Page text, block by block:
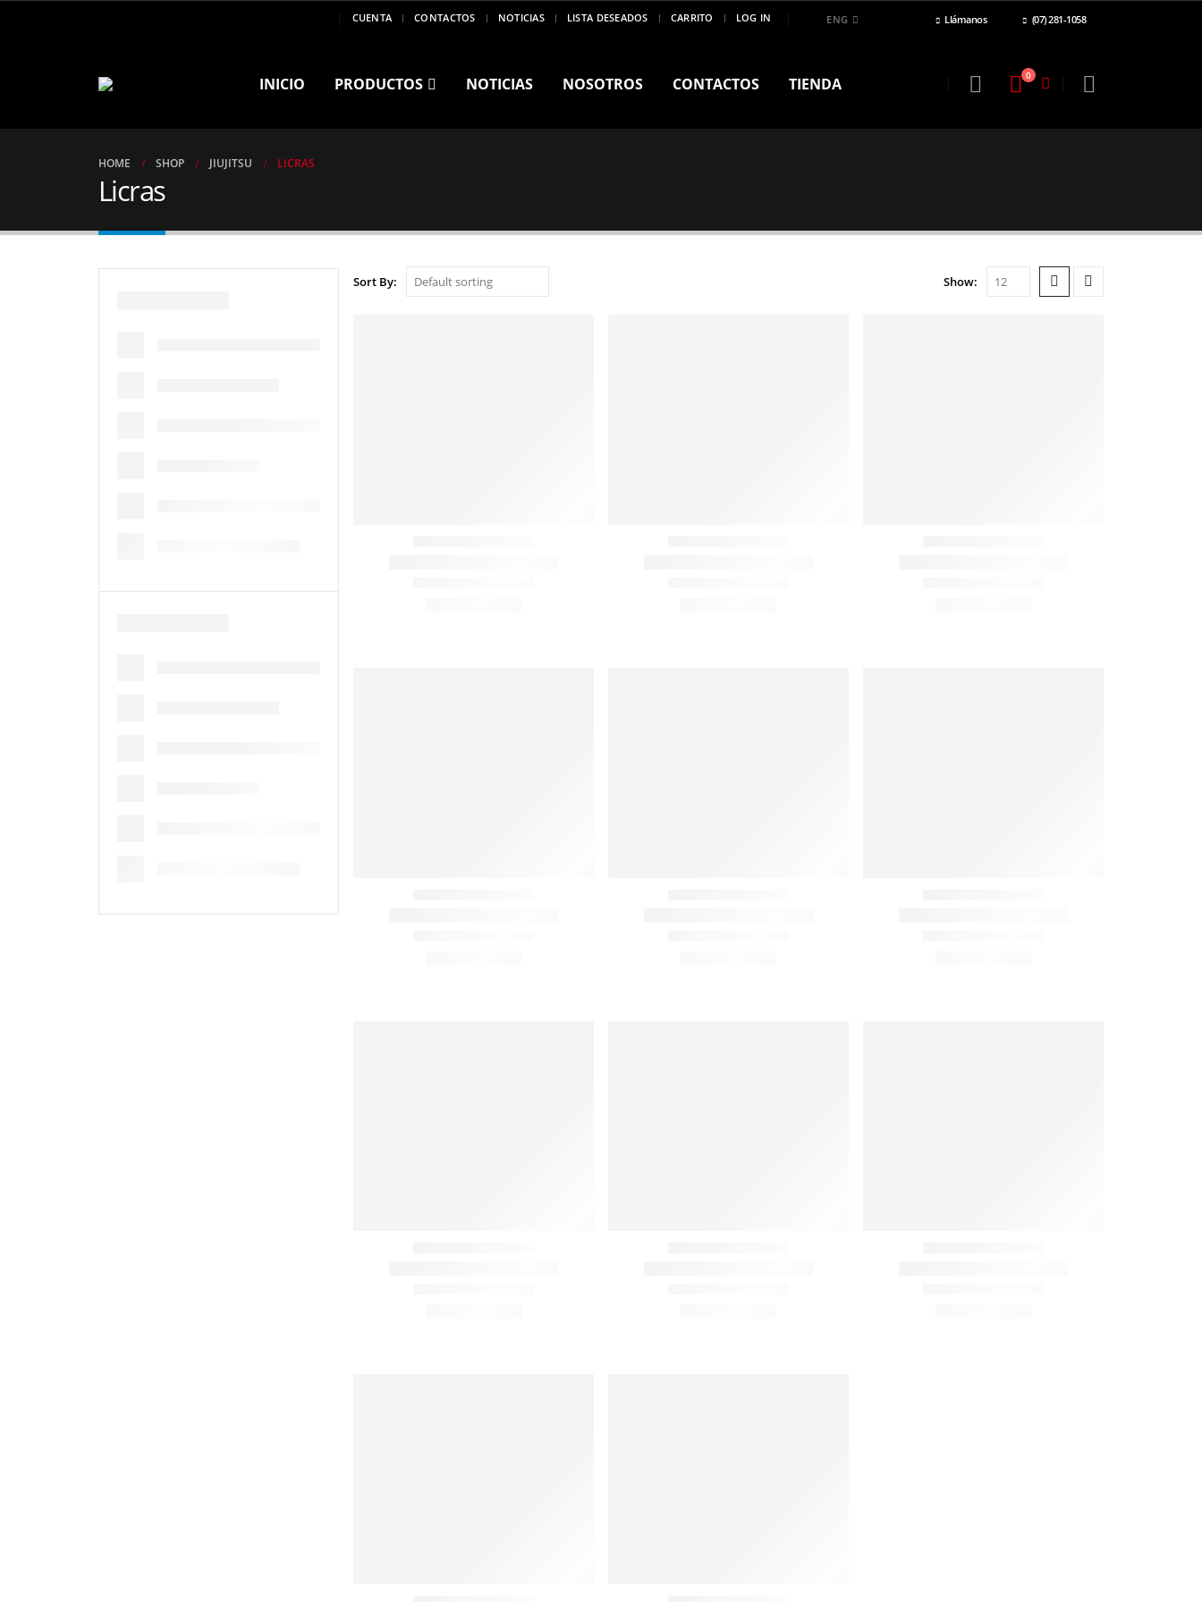
CUENTA CONTACTOS NOTICIAS LISTA DESEADOS CARRITO LOG IN ENG Llámanos (07) 281-1058
INICIO PRODUCTOS NOTICIAS NOSOTROS CONTACTOS TIENDA 0
HOME SHOP JIUJITSU LICRAS
Licras
Sort By: Show: